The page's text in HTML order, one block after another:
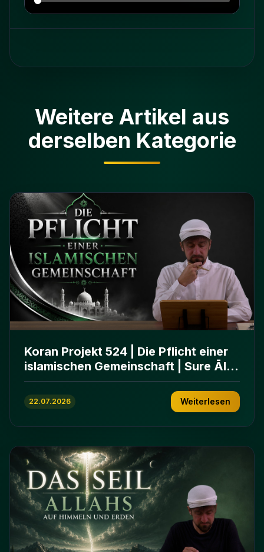
Weitere Artikel aus
derselben Kategorie
Koran Projekt 524 | Die Pflicht einer
islamischen Gemeinschaft | Sure Āl
ʿImrān 103-112
22.07.2026 Weiterlesen